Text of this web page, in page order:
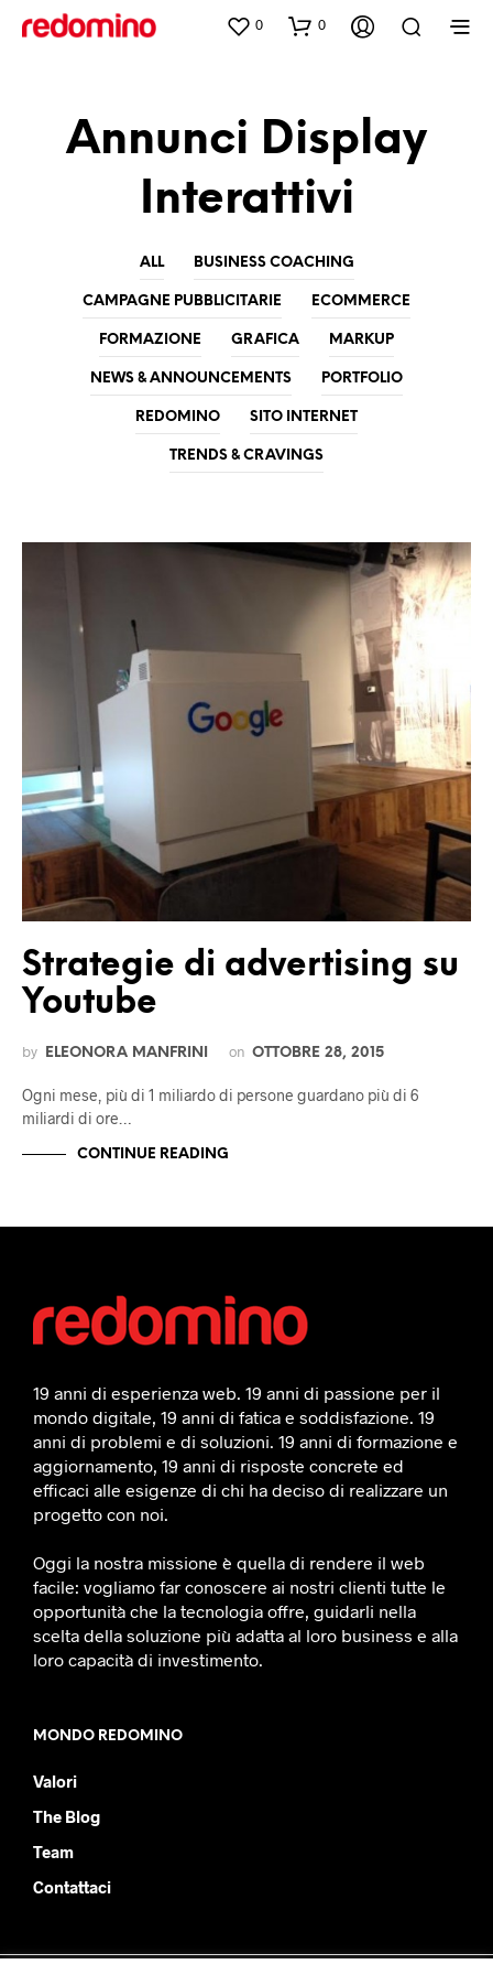
0 0
Annunci Display
Interattivi
ALL BUSINESS COACHING
CAMPAGNE PUBBLICITARIE ECOMMERCE
FORMAZIONE GRAFICA MARKUP
NEWS & ANNOUNCEMENTS PORTFOLIO
REDOMINO SITO INTERNET
TRENDS & CRAVINGS
Strategie di advertising su
Youtube
by ELEONORA MANFRINI on OTTOBRE 28, 2015
Ogni mese, più di 1 miliardo di persone guardano più di 6
miliardi di ore…
CONTINUE READING
19 anni di esperienza web. 19 anni di passione per il
mondo digitale, 19 anni di fatica e soddisfazione. 19
anni di problemi e di soluzioni. 19 anni di formazione e
aggiornamento, 19 anni di risposte concrete ed
efficaci alle esigenze di chi ha deciso di realizzare un
progetto con noi.
Oggi la nostra missione è quella di rendere il web
facile: vogliamo far conoscere ai nostri clienti tutte le
opportunità che la tecnologia offre, guidarli nella
scelta della soluzione più adatta al loro business e alla
loro capacità di investimento.
MONDO REDOMINO
Valori
The Blog
Team
Contattaci